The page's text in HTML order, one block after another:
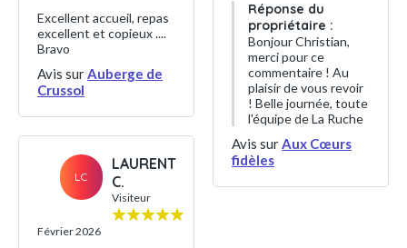
Excellent accueil, repas
excellent et copieux ....
Bravo
Avis surAuberge de
Crussol
LC
LAURENT
C.
Visiteur
Février 2026
Réponse du
propriétaire :
Bonjour Christian,
merci pour ce
commentaire ! Au
plaisir de vous revoir
! Belle journée, toute
l'équipe de La Ruche
Avis surAux Cœurs
fidèles